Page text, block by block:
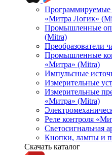
Программируемые
«Митра Логик»
Промышленные
(Mitra)
Преобразователи
Промышленные
«Митра» (Mitra)
Импульсные
Измерительные
Измерительные
«Митра» (Mitra)
Реле контроля
Светосигнальная
Кнопки, лампы и
Скачать каталог